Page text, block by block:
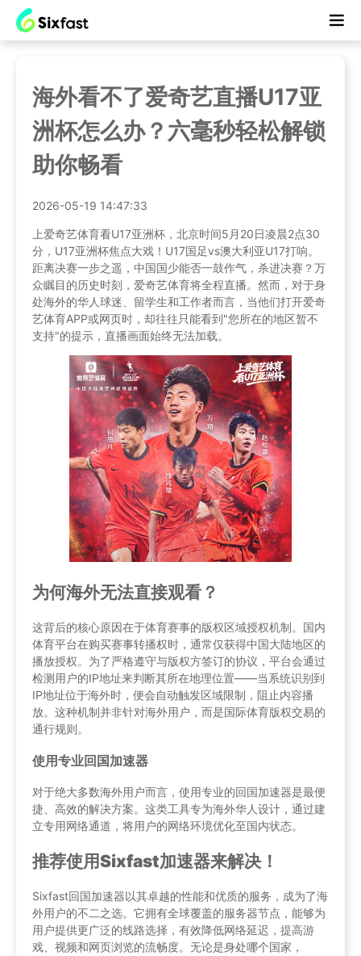
海外看不了爱奇艺直播U17亚
洲杯怎么办？六毫秒轻松解锁
助你畅看
2026-05-19 14:47:33
上爱奇艺体育看U17亚洲杯，北京时间5月20日凌晨2点30
分，U17亚洲杯焦点大戏！U17国足vs澳大利亚U17打响。
距离决赛一步之遥，中国国少能否一鼓作气，杀进决赛？万
众瞩目的历史时刻，爱奇艺体育将全程直播。然而，对于身
处海外的华人球迷、留学生和工作者而言，当他们打开爱奇
艺体育APP或网页时，却往往只能看到"您所在的地区暂不
支持"的提示，直播画面始终无法加载。
为何海外无法直接观看？
这背后的核心原因在于体育赛事的版权区域授权机制。国内
体育平台在购买赛事转播权时，通常仅获得中国大陆地区的
播放授权。为了严格遵守与版权方签订的协议，平台会通过
检测用户的IP地址来判断其所在地理位置——当系统识别到
IP地址位于海外时，便会自动触发区域限制，阻止内容播
放。这种机制并非针对海外用户，而是国际体育版权交易的
通行规则。
使用专业回国加速器
对于绝大多数海外用户而言，使用专业的回国加速器是最便
捷、高效的解决方案。这类工具专为海外华人设计，通过建
立专用网络通道，将用户的网络环境优化至国内状态。
推荐使用Sixfast加速器来解决！
Sixfast回国加速器以其卓越的性能和优质的服务，成为了海
外用户的不二之选。它拥有全球覆盖的服务器节点，能够为
用户提供更广泛的线路选择，有效降低网络延迟，提高游
戏、视频和网页浏览的流畅度。无论是身处哪个国家，